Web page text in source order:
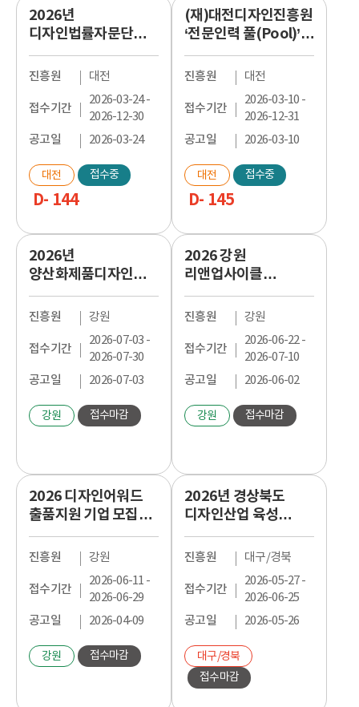
2026년
디자인법률자문단
사업 안내 공고
진흥원 대전
접수기간
2026-03-24 -
2026-12-30
공고일
2026-03-24
대전 접수중
D- 144
(재)대전디자인진흥원
‘전문인력 풀(Pool)’
모집 공고(상시)
진흥원 대전
접수기간
2026-03-10 -
2026-12-31
공고일
2026-03-10
대전 접수중
D- 145
2026년
양산화제품디자인개
발 수행기업 모집
진흥원 강원
접수기간
2026-07-03 -
2026-07-30
공고일
2026-07-03
강원 접수마감
2026 강원
리앤업사이클
디자인산업 육성사업
모집공고(연장)
진흥원 강원
접수기간
2026-06-22 -
2026-07-10
공고일
2026-06-02
강원 접수마감
2026 디자인어워드
출품지원 기업 모집
공고
진흥원 강원
접수기간
2026-06-11 -
2026-06-29
공고일
2026-04-09
강원 접수마감
2026년 경상북도
디자인산업 육성
프로젝트 뉴미디어
디자인 지원과제
모집공고
진흥원 대구/경북
접수기간
2026-05-27 -
2026-06-25
공고일
2026-05-26
대구/경북
접수마감